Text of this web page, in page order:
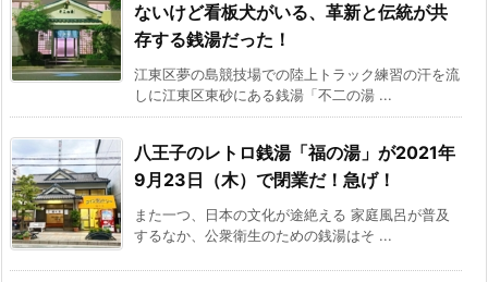
ないけど看板犬がいる、革新と伝統が共
存する銭湯だった！
江東区夢の島競技場での陸上トラック練習の汗を流
しに江東区東砂にある銭湯「不二の湯 ...
八王子のレトロ銭湯「福の湯」が2021年
9月23日（木）で閉業だ！急げ！
また一つ、日本の文化が途絶える 家庭風呂が普及
するなか、公衆衛生のための銭湯はそ ...